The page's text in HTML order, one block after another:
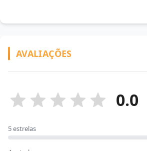
AVALIAÇÕES
0.0
5 estrelas